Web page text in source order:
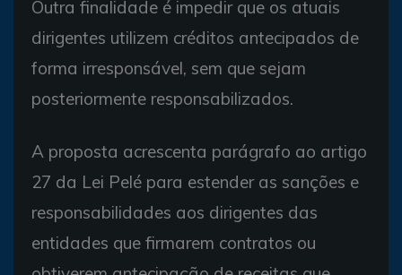
Outra finalidade é impedir que os atuais
dirigentes utilizem créditos antecipados de
forma irresponsável, sem que sejam
posteriormente responsabilizados.
A proposta acrescenta parágrafo ao artigo
27 da Lei Pelé para estender as sanções e
responsabilidades aos dirigentes das
entidades que firmarem contratos ou